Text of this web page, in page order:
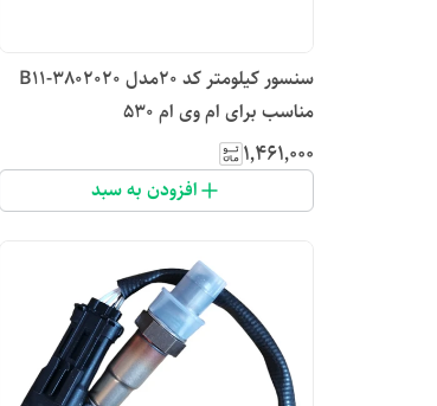
سنسور کیلومتر کد ۲۰مدل B11-3802020
مناسب برای ام وی ام 530
۱٬۴۶۱٬۰۰۰
افزودن به سبد